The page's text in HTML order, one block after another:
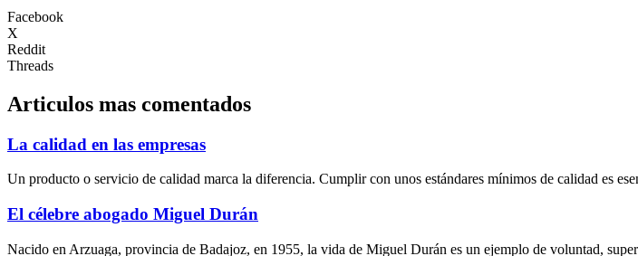
Facebook
X
Reddit
Threads
Articulos mas comentados
La calidad en las empresas
Un producto o servicio de calidad marca la diferencia. Cumplir con unos estándares mínimos de calidad es
El célebre abogado Miguel Durán
Nacido en Arzuaga, provincia de Badajoz, en 1955, la vida de Miguel Durán es un ejemplo de voluntad,